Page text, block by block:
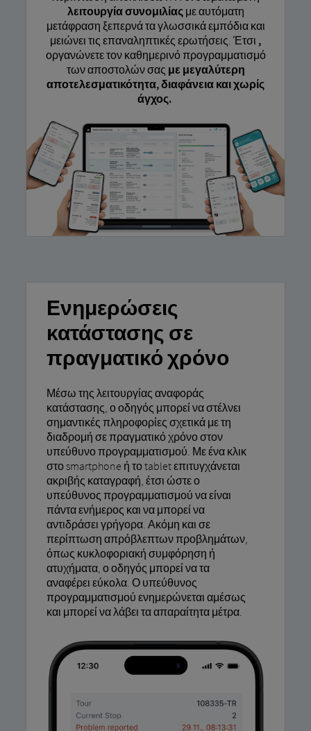
λειτουργία συνομιλίαςμε αυτόματη
μετάφραση ξεπερνά τα γλωσσικά εμπόδια και
μειώνει τις επαναληπτικές ερωτήσεις. Έτσι ,
οργανώνετε τον καθημερινό προγραμματισμό
των αποστολών σας με μεγαλύτερη
αποτελεσματικότητα, διαφάνεια και χωρίς
άγχος.
Ενημερώσεις
κατάστασης σε
πραγματικό χρόνο
Μέσω της λειτουργίας αναφοράς
κατάστασης, ο οδηγός μπορεί να στέλνει
σημαντικές πληροφορίες σχετικά με τη
διαδρομή σε πραγματικό χρόνο στον
υπεύθυνο προγραμματισμού. Με ένα κλικ
στο smartphone ή το tablet επιτυγχάνεται
ακριβής καταγραφή, έτσι ώστε ο
υπεύθυνος προγραμματισμού να είναι
πάντα ενήμερος και να μπορεί να
αντιδράσει γρήγορα. Ακόμη και σε
περίπτωση απρόβλεπτων προβλημάτων,
όπως κυκλοφοριακή συμφόρηση ή
ατυχήματα, ο οδηγός μπορεί να τα
αναφέρει εύκολα. Ο υπεύθυνος
προγραμματισμού ενημερώνεται αμέσως
και μπορεί να λάβει τα απαραίτητα μέτρα.